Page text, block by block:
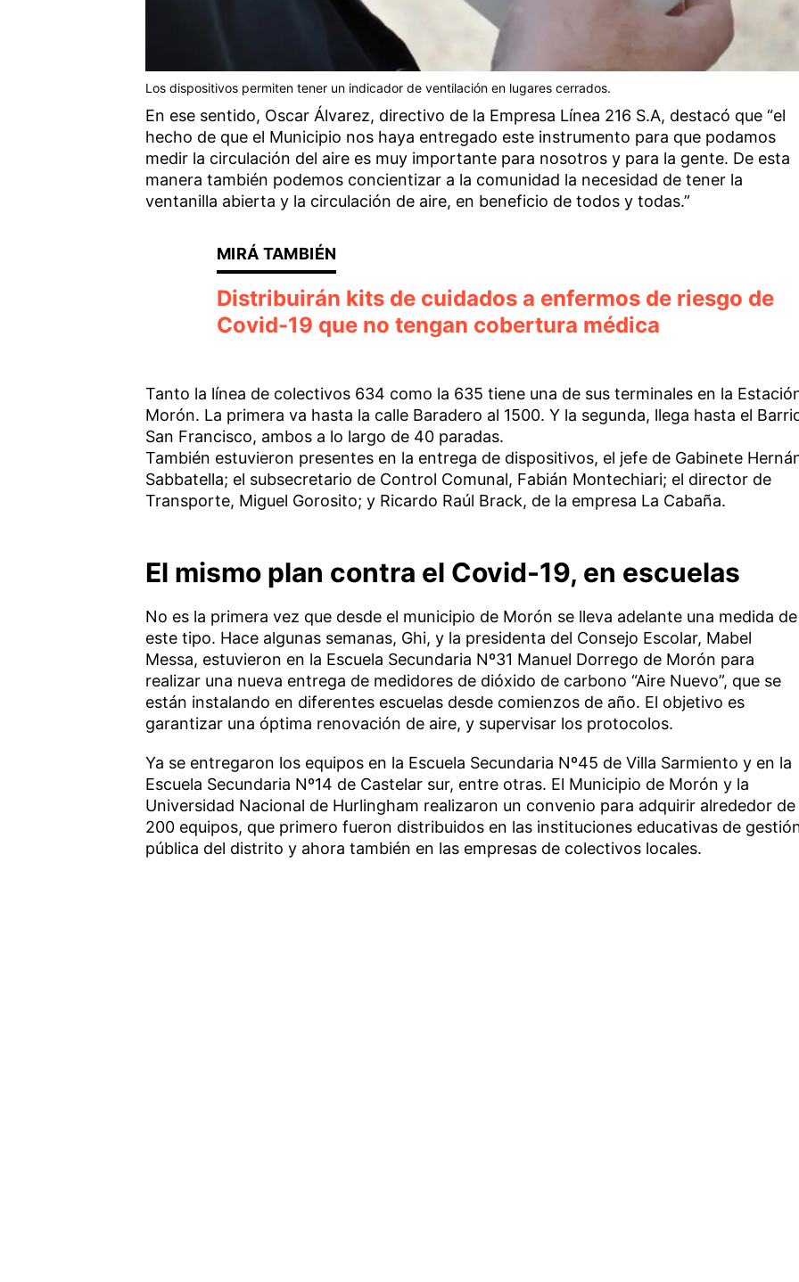
Los dispositivos permiten tener un indicador de ventilación en lugares cerrados.
En ese sentido, Oscar Álvarez, directivo de la Empresa Línea 216 S.A, destacó que “el
hecho de que el Municipio nos haya entregado este instrumento para que podamos
medir la circulación del aire es muy importante para nosotros y para la gente. De esta
manera también podemos concientizar a la comunidad la necesidad de tener la
ventanilla abierta y la circulación de aire, en beneficio de todos y todas.”
Distribuirán kits de cuidados a enfermos de riesgo de
Covid-19 que no tengan cobertura médica
Tanto la línea de colectivos 634 como la 635 tiene una de sus terminales en la
Morón. La primera va hasta la calle Baradero al 1500. Y la segunda, llega hasta el
San Francisco, ambos a lo largo de 40 paradas.
También estuvieron presentes en la entrega de dispositivos, el jefe de Gabinete
Sabbatella; el subsecretario de Control Comunal, Fabián Montechiari; el director de
Transporte, Miguel Gorosito; y Ricardo Raúl Brack, de la empresa La Cabaña.
El mismo plan contra el Covid-19, en escuelas
No es la primera vez que desde el municipio de Morón se lleva adelante una medida de
este tipo. Hace algunas semanas, Ghi, y la presidenta del Consejo Escolar, Mabel
Messa, estuvieron en la Escuela Secundaria Nº31 Manuel Dorrego de Morón para
realizar una nueva entrega de medidores de dióxido de carbono “Aire Nuevo”, que se
están instalando en diferentes escuelas desde comienzos de año. El objetivo es
garantizar una óptima renovación de aire, y supervisar los protocolos.
Ya se entregaron los equipos en la Escuela Secundaria Nº45 de Villa Sarmiento y en la
Escuela Secundaria Nº14 de Castelar sur, entre otras. El Municipio de Morón y la
Universidad Nacional de Hurlingham realizaron un convenio para adquirir alrededor de
200 equipos, que primero fueron distribuidos en las instituciones educativas de
pública del distrito y ahora también en las empresas de colectivos locales.